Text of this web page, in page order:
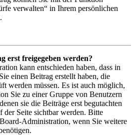
verwalten“ in Ihrem persönlichen
erst freigegeben werden?
kann entschieden haben, dass in
einen Beitrag erstellt haben, die
werden müssen. Es ist auch möglich,
Sie zu einer Gruppe von Benutzern
sie die Beiträge erst begutachten
der Seite sichtbar werden. Bitte
Administration, wenn Sie weitere